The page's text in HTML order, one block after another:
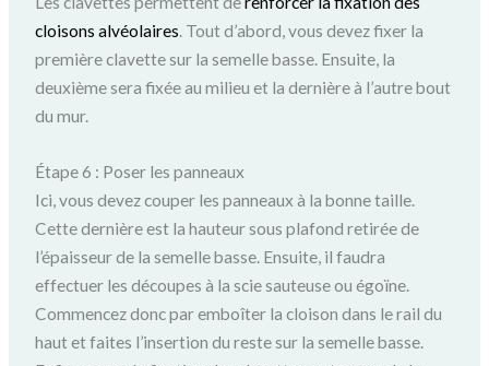
cloisons alvéolaires. Tout d’abord, vous devez fixer la
première clavette sur la semelle basse. Ensuite, la
deuxième sera fixée au milieu et la dernière à l’autre bout
du mur.
Étape 6 : Poser les panneaux
Ici, vous devez couper les panneaux à la bonne taille.
Cette dernière est la hauteur sous plafond retirée de
l’épaisseur de la semelle basse. Ensuite, il faudra
effectuer les découpes à la scie sauteuse ou égoïne.
Commencez donc par emboîter la cloison dans le rail du
haut et faites l’insertion du reste sur la semelle basse.